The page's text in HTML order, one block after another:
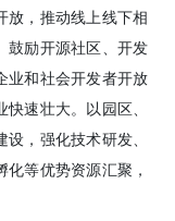
放，推动线上线下相
鼓励开源社区、开发
业和社会开发者开放
速壮大。以园区、
，强化技术研发、
等优势资源汇聚，